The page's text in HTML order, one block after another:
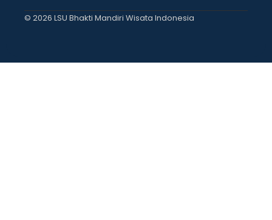
© 2026 LSU Bhakti Mandiri Wisata Indonesia